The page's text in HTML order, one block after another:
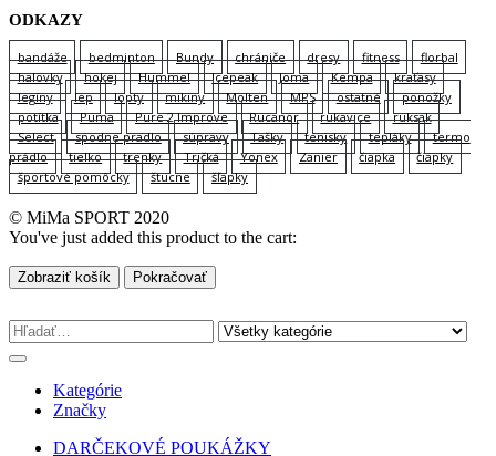
ODKAZY
bandáže bedminton Bundy chrániče dresy fitness
florbal
halovky
hokej Hummel Icepeak Joma Kempa
kraťasy
legíny
lep lopty mikiny Molten MPS ostatné
ponožky
potítka
Puma Pure 2 Improve Rucanor rukavice
ruksak
Select
spodne pradlo súpravy Tašky tenisky tepláky
termo
prádlo
tielko trenky Tričká Yonex Zanier čiapka
čiapky
športové pomôcky
štucne šľapky
© MiMa SPORT 2020
You've just added this product to the cart:
Zobraziť košík Pokračovať
Kategórie
Značky
DARČEKOVÉ POUKÁŽKY